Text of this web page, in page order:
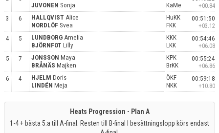
JUVONEN Sonja
KaMe
+00.84
3
6 HALLQVIST Alice
NORDLÖF Svea
HuKK
FKK
00:51:50
+03.12
4
5 LUNDBORG Amelia
BJÖRNFOT Lilly
KKK
LKK
00:54:46
+06.08
5
7 JONSSON Maya
BRÅNÄS Majken
KPK
BrKK
00:55:24
+06.86
6
4 HJELM Doris
LINDÉN Meja
ÖKF
NKK
00:59:18
+10.80
Heats Progression - Plan A
1-4 + bästa 5:a till A-final. Resten till B-final I besättningslopp körs endast